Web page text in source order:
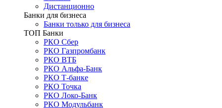
Дистанционно
Банки для бизнеса
Банки только для бизнеса
ТОП Банки
РКО Сбер
РКО Газпромбанк
РКО ВТБ
РКО Альфа-Банк
РКО Т-банке
РКО Точка
РКО Локо-Банк
РКО Модульбанк